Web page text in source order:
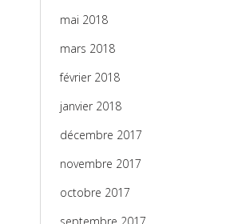
mai 2018
mars 2018
février 2018
janvier 2018
décembre 2017
novembre 2017
octobre 2017